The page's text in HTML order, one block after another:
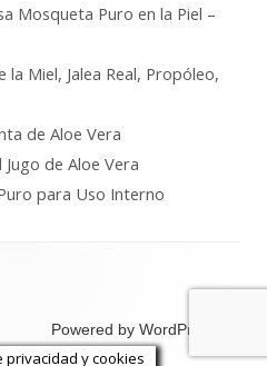
Mosqueta Puro en la Piel –
Miel, Jalea Real, Propóleo,
de Aloe Vera
de Aloe Vera
para Uso Interno
Powered by WordPress
privacidad y cookies